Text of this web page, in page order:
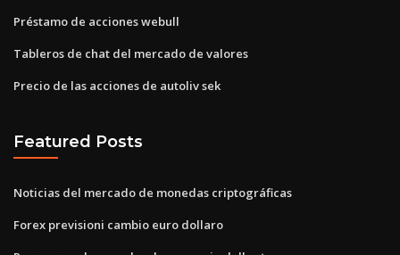
Préstamo de acciones webull
Tableros de chat del mercado de valores
Precio de las acciones de autoliv sek
Featured Posts
Noticias del mercado de monedas criptográficas
Forex previsioni cambio euro dollaro